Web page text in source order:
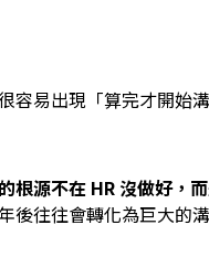
容易出現「算完才開始
根源不在 HR 沒做好，
後往往會轉化為巨大的